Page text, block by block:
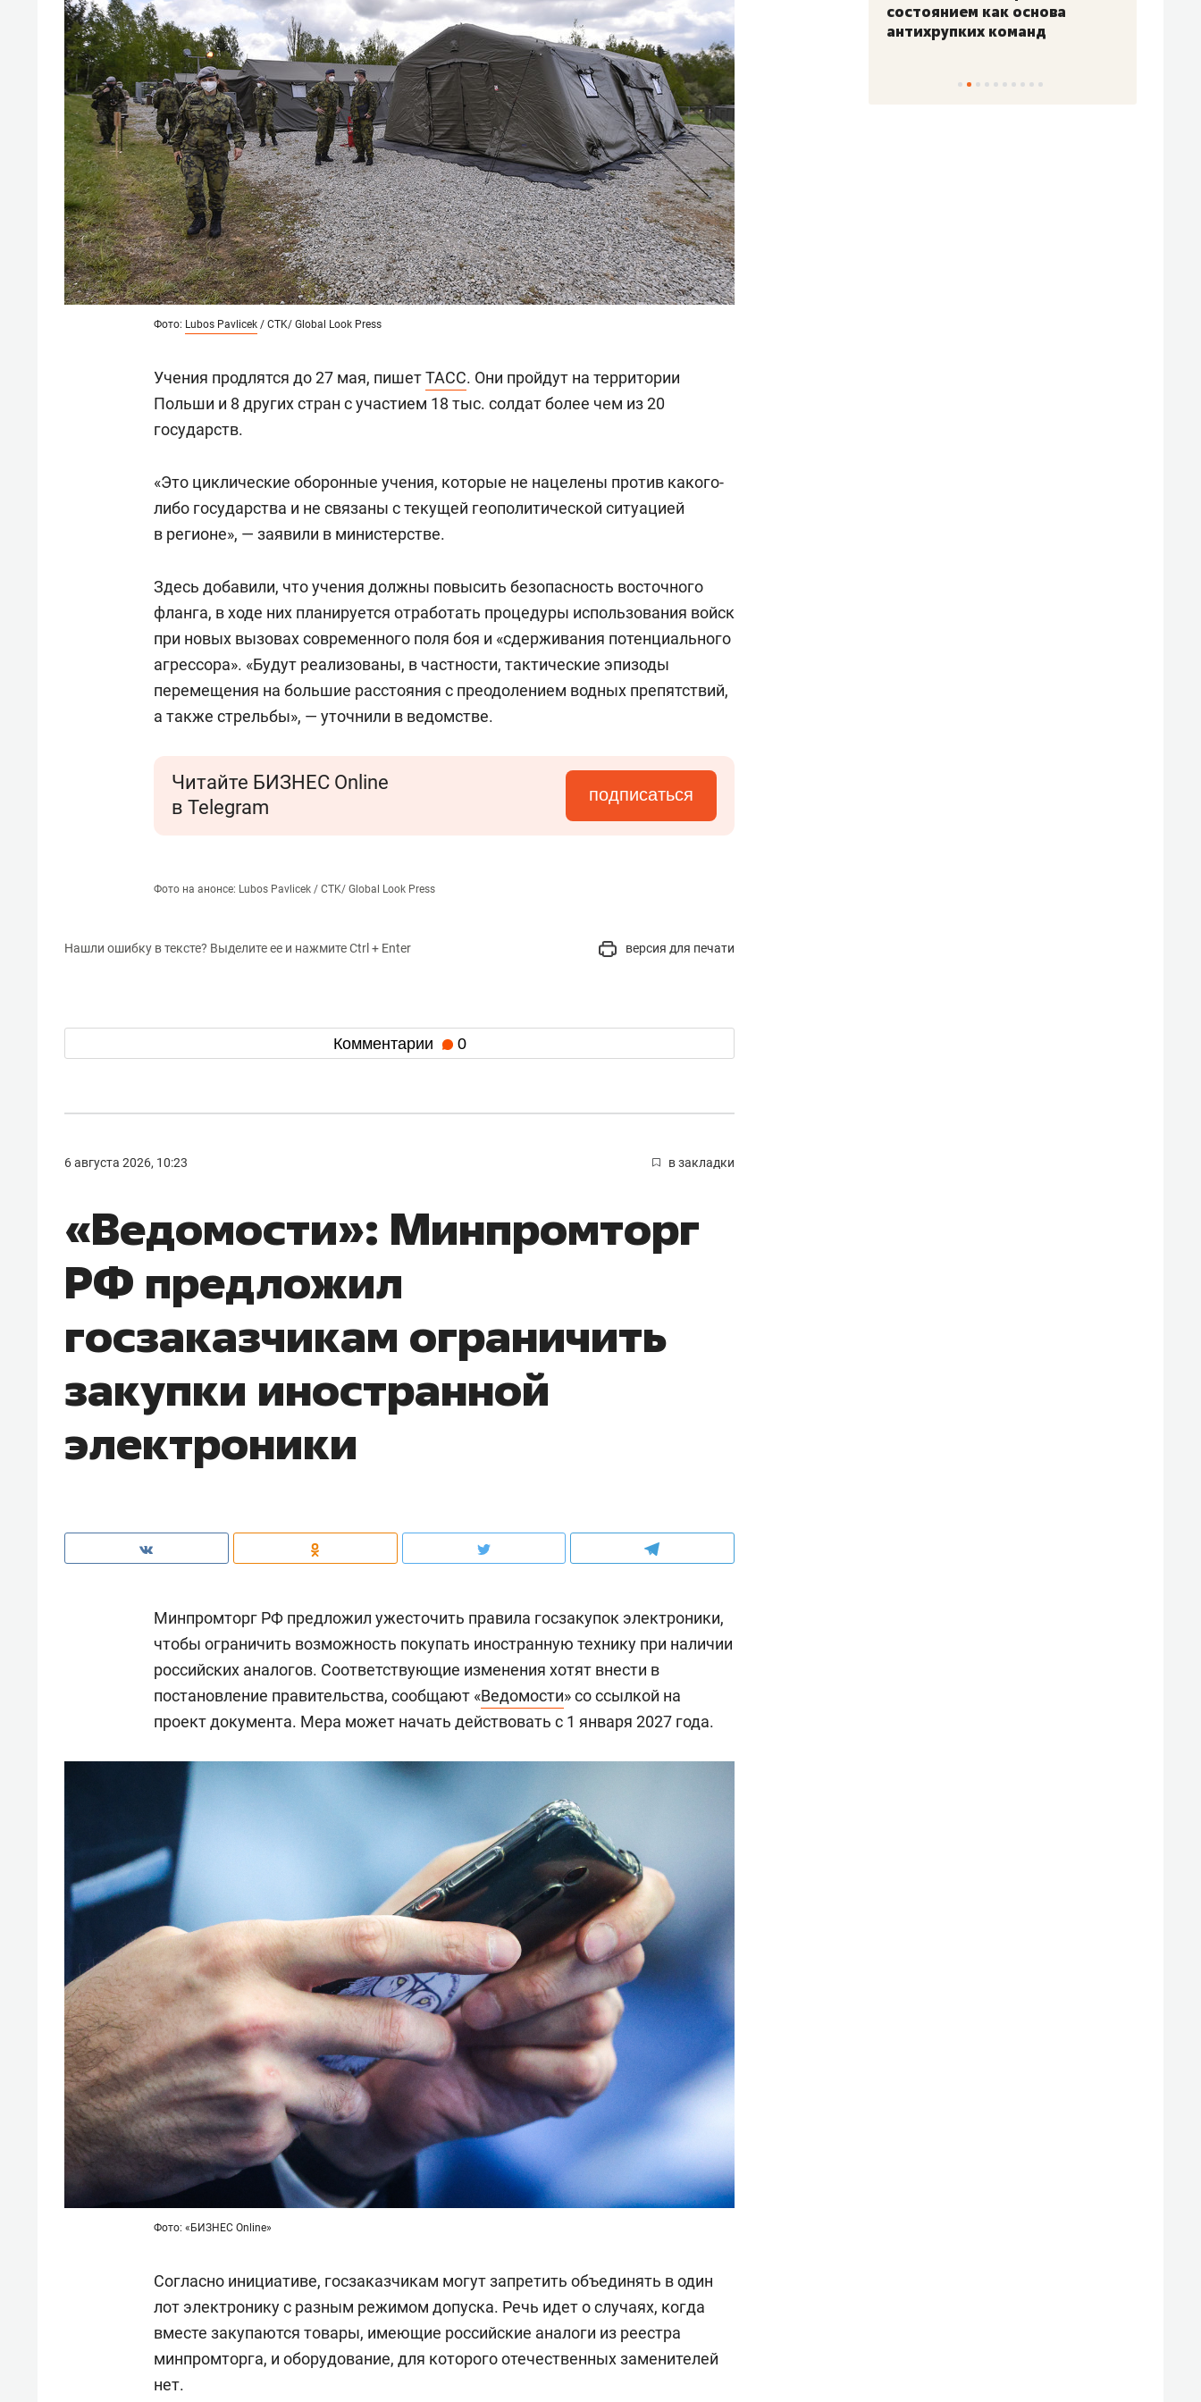
Фото: Lubos Pavlicek / CTK/ Global Look Press
Учения продлятся до 27 мая, пишетТАСС. Они пройдут на территории
Польши и 8 других стран с участием 18 тыс. солдат более чем из 20
государств.
«Это циклические оборонные учения, которые не нацелены против какого-
либо государства и не связаны с текущей геополитической ситуацией
в регионе», — заявили в министерстве.
Здесь добавили, что учения должны повысить безопасность восточного
фланга, в ходе них планируется отработать процедуры использования войск
при новых вызовах современного поля боя и «сдерживания потенциального
агрессора». «Будут реализованы, в частности, тактические эпизоды
перемещения на большие расстояния с преодолением водных препятствий,
а также стрельбы», — уточнили в ведомстве.
Читайте БИЗНЕС Online
в Telegram
подписаться
Фото на анонсе: Lubos Pavlicek / CTK/ Global Look Press
Нашли ошибку в тексте? Выделите ее и нажмите Ctrl + Enter версия для печати
Комментарии 0
6 августа 2026, 10:23 в закладки
«Ведомости»: Минпромторг
РФ предложил
госзаказчикам ограничить
закупки иностранной
электроники
Минпромторг РФ предложил ужесточить правила госзакупок электроники,
чтобы ограничить возможность покупать иностранную технику при наличии
российских аналогов. Соответствующие изменения хотят внести в
постановление правительства, сообщают «Ведомости» со ссылкой на
проект документа. Мера может начать действовать с 1 января 2027 года.
Фото: «БИЗНЕС Online»
Согласно инициативе, госзаказчикам могут запретить объединять в один
лот электронику с разным режимом допуска. Речь идет о случаях, когда
вместе закупаются товары, имеющие российские аналоги из реестра
минпромторга, и оборудование, для которого отечественных заменителей
нет.
состоянием как основа
антихрупких команд
«Гонка Героев»